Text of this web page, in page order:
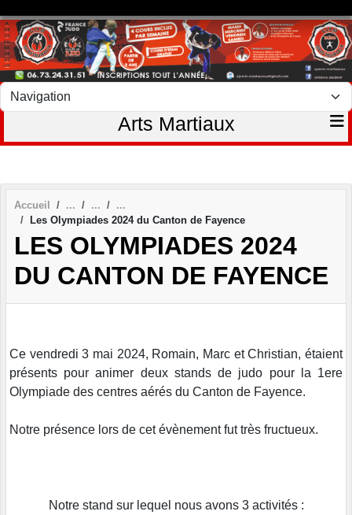
Arts Martiaux
Accueil
Les Olympiades 2024 du Canton de Fayence
LES OLYMPIADES 2024
DU CANTON DE FAYENCE
Ce vendredi 3 mai 2024, Romain, Marc et Christian, étaient
présents pour animer deux stands de judo pour la 1ere
Olympiade des centres aérés du Canton de Fayence.
Notre présence lors de cet évènement fut très fructueux.
Notre stand sur lequel nous avons 3 activités :